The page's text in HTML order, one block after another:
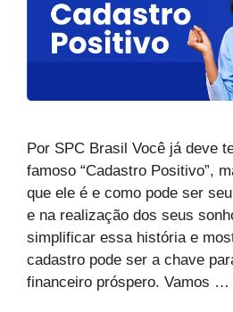
Por SPC Brasil Você já deve
famoso “Cadastro Positivo”,
que ele é e como pode ser
e na realização dos seus
simplificar essa história e
cadastro pode ser a chave
financeiro próspero. Vamos …